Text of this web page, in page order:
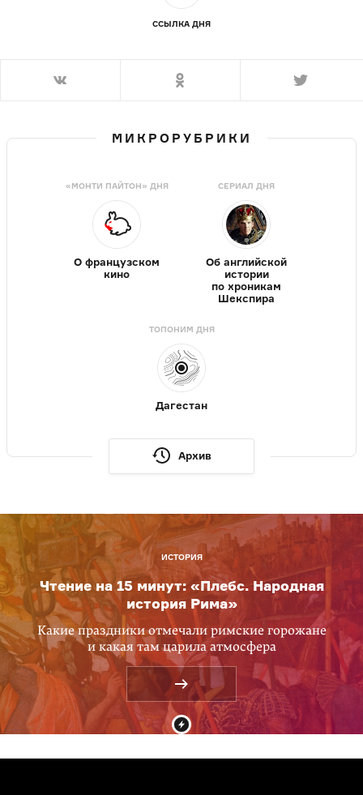
ССЫЛКА ДНЯ
МИКРОРУБРИКИ
«МОНТИ ПАЙТОН» ДНЯ
О французском
кино
СЕРИАЛ ДНЯ
Об английской
истории
по хроникам
Шекспира
ТОПОНИМ ДНЯ
Дагестан
Архив
ИСТОРИЯ
Чтение на 15 минут: «Плебс. Народная
история Рима»
Какие праздники отмечали римские горожане
и какая там царила атмосфера